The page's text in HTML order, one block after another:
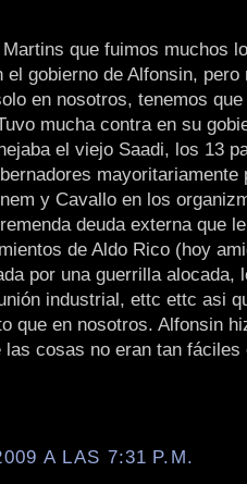
que fuimos muchos
el gobierno de Alfonsin, pero
en nosotros, tenemos
mucha contra en su
el viejo Saadi, los 13
mayoritariamente
y Cavallo en los
deuda externa que
de Aldo Rico (hoy
por una guerrilla alocada,
industrial, ettc ettc asi
que en nosotros. Alfonsin
las cosas no eran tan
A LAS 7:31 P.M.